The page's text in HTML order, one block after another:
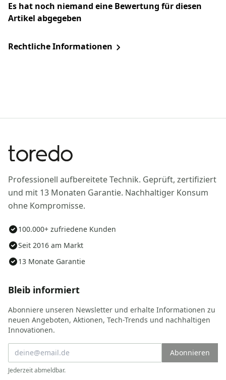
Es hat noch niemand eine Bewertung für diesen
Artikel abgegeben
Rechtliche Informationen
Professionell aufbereitete Technik. Geprüft, zertifiziert
und mit 13 Monaten Garantie. Nachhaltiger Konsum
ohne Kompromisse.
100.000+ zufriedene Kunden
Seit 2016 am Markt
13 Monate Garantie
Bleib informiert
Abonniere unseren Newsletter und erhalte Informationen zu
neuen Angeboten, Aktionen, Tech-Trends und nachhaltigen
Innovationen.
Abonnieren
Jederzeit abmeldbar.